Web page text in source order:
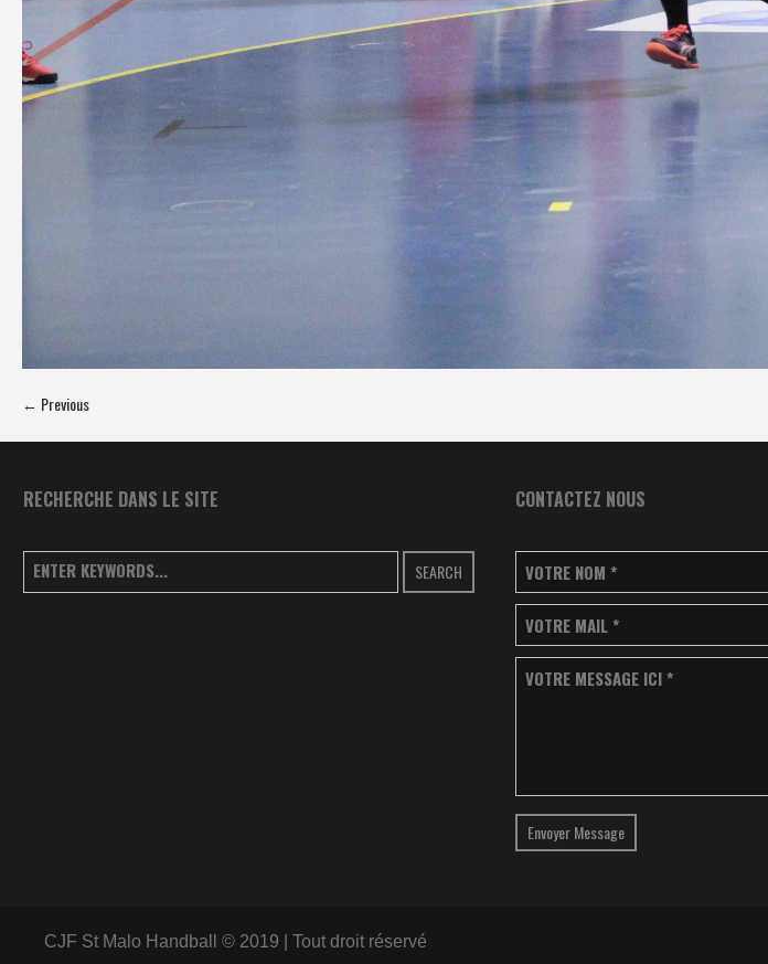
← Previous
RECHERCHE DANS LE SITE
SEARCH
CONTACTEZ NOUS
VOTRE NOM *
VOTRE MAIL *
VOTRE MESSAGE ICI *
Envoyer Message
CJF St Malo Handball © 2019 | Tout droit réservé